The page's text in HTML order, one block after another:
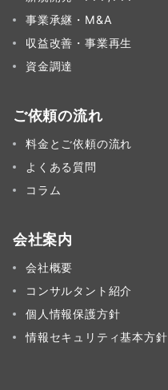
事業承継・M&A
収益改善・事業再生
資金調達
ご依頼の流れ
料金とご依頼の流れ
よくある質問
コラム
会社案内
会社概要
コンサルタント紹介
個人情報保護方針
情報セキュリティ基本方針